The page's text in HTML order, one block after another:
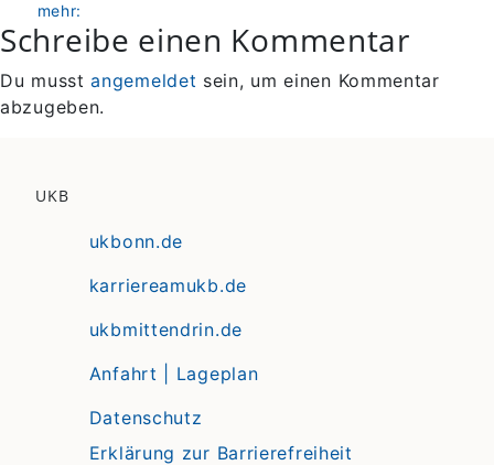
mehr:
Schreibe einen Kommentar
Du musstangemeldet sein, um einen Kommentar
abzugeben.
UKB
ukbonn.de
karriereamukb.de
ukbmittendrin.de
Anfahrt | Lageplan
Datenschutz
Erklärung zur Barrierefreiheit